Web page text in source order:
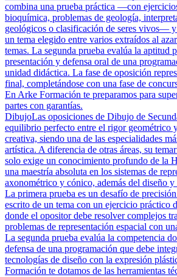
combina una prueba práctica —con
bioquímica, problemas de geología,
geológicos o clasificación de seres vivos—
un tema elegido entre varios extraídos al
temas. La segunda prueba evalúa la aptitud
presentación y defensa oral de una
unidad didáctica. La fase de oposición
final, completándose con una fase de
En Arke Formación te preparamos para
partes con garantías.
DibujoLas oposiciones de Dibujo de
equilibrio perfecto entre el rigor geométrico
creativa, siendo una de las especialidades
artística. A diferencia de otras áreas, su
solo exige un conocimiento profundo de la
una maestría absoluta en los sistemas de
axonométrico y cónico, además del diseño
La primera prueba es un desafío de
escrito de un tema con un ejercicio práctico
donde el opositor debe resolver complejos
problemas de representación espacial con
La segunda prueba evalúa la competencia
defensa de una programación que debe
tecnologías de diseño con la expresión
Formación te dotamos de las herramientas